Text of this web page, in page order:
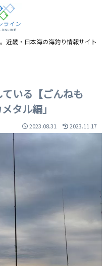
近畿・日本海の海釣り情報サイト
いる【ごんねも
タル編」
2023.08.31 2023.11.17